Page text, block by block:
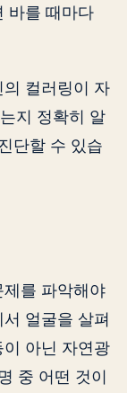
바를 때마다
컬러링이 자
지 정확히 알
단할 수 있습
를 파악해야
얼굴을 살펴
아닌 자연광
중 어떤 것이